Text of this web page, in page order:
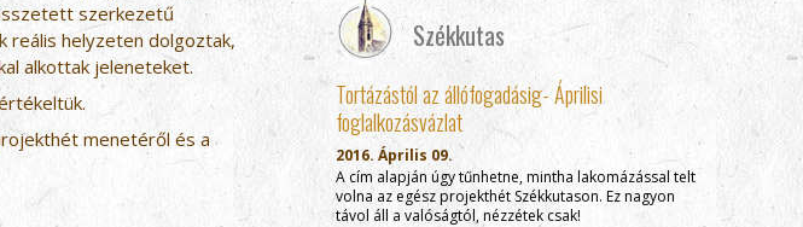
szerkezetű
reális helyzeten dolgoztak,
alkottak jeleneteket.
menetéről és a
Székkutas
Tortázástól az állófogadásig- Áprilisi
foglalkozásvázlat
2016. Április 09.
A cím alapján úgy tűnhetne, mintha lakomázással telt
volna az egész projekthét Székkutason. Ez nagyon
távol áll a valóságtól, nézzétek csak!